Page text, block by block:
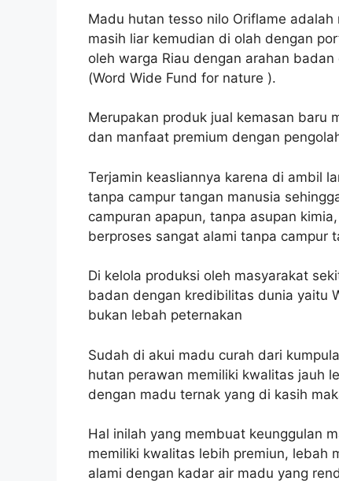
Madu hutan tesso nilo Oriflame
masih liar kemudian di olah dengan
oleh warga Riau dengan arahan
(Word Wide Fund for nature ).
Merupakan produk jual kemasan baru
dan manfaat premium dengan
Terjamin keasliannya karena di ambil
tanpa campur tangan manusia
campuran apapun, tanpa asupan
berproses sangat alami tanpa campur
Di kelola produksi oleh masyarakat
badan dengan kredibilitas dunia yaitu
bukan lebah peternakan
Sudah di akui madu curah dari
hutan perawan memiliki kwalitas jauh
dengan madu ternak yang di kasih
Hal inilah yang membuat keunggulan
memiliki kwalitas lebih premiun, lebah
alami dengan kadar air madu yang